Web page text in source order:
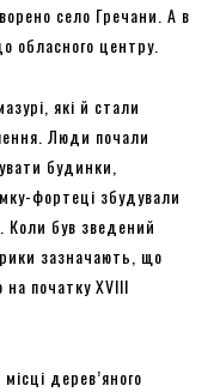
село Гречани. А в
обласного центру.
які й стали
Люди почали
будинки,
фортеці збудували
Коли був зведений
зазначають, що
на початку XVIII
дерев’яного